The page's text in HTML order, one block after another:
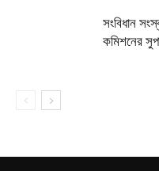
সংবিধান
কমিশনের